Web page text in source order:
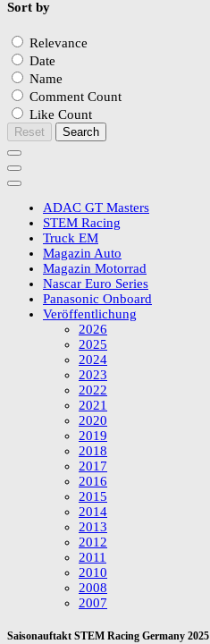
Sort by
Relevance
Date
Name
Comment Count
Like Count
Reset Search
ADAC GT Masters
STEM Racing
Truck EM
Magazin Auto
Magazin Motorrad
Nascar Euro Series
Panasonic Onboard
Veröffentlichung
2026
2025
2024
2023
2022
2021
2020
2019
2018
2017
2016
2015
2014
2013
2012
2011
2010
2008
2007
Saisonauftakt STEM Racing Germany 2025